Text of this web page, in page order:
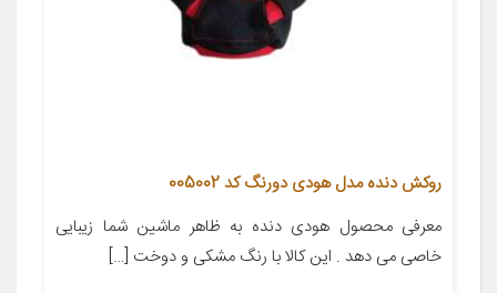
روکش دنده مدل هودی دورنگ کد 005002
معرفی محصول هودی دنده به ظاهر ماشین شما زیبایی
خاصی می دهد . این کالا با رنگ مشکی و دوخت […]